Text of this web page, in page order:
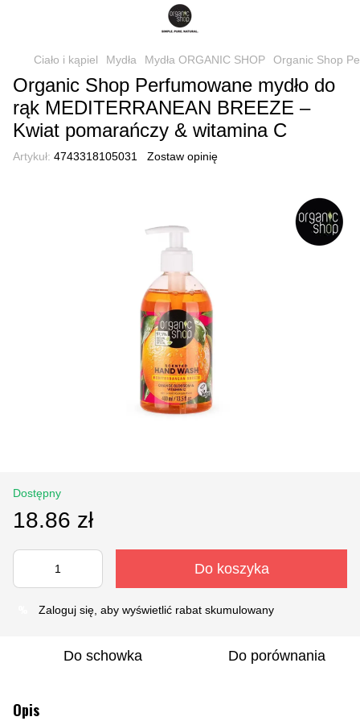
Ciało i kąpiel Mydła Mydła ORGANIC SHOP Organic Shop
Organic Shop Perfumowane mydło do
rąk MEDITERRANEAN BREEZE –
Kwiat pomarańczy & witamina C
Artykuł: 4743318105031 Zostaw opinię
Dostępny
18.86 zł
Do koszyka
Zaloguj się , aby wyświetlić rabat skumulowany
Do schowka Do porównania
Opis